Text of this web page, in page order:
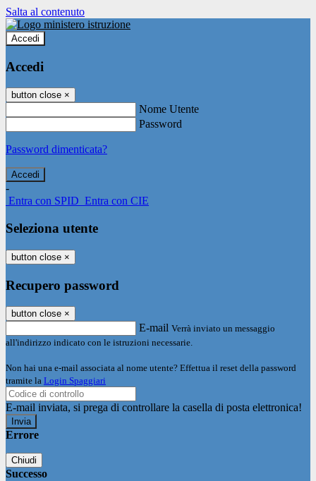
Salta al contenuto
Accedi
Accedi
button close ×
Nome Utente
Password
Password dimenticata?
-
Entra con SPID Entra con CIE
Seleziona utente
button close ×
Recupero password
button close ×
E-mail Verrà inviato un messaggio
all'indirizzo indicato con le istruzioni necessarie.
Non hai una e-mail associata al nome utente? Effettua il reset della password
tramite la Login Spaggiari
E-mail inviata, si prega di controllare la casella di posta elettronica!
Errore
Chiudi
Successo